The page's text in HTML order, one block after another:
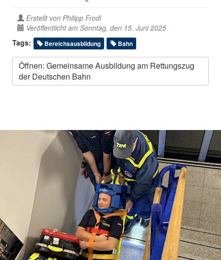
Erstellt von Philipp Frodl
Veröffentlicht am Sonntag, den 15. Juni 2025
Tags:
Bereichsausbildung Bahn
Öffnen: Gemeinsame Ausbildung am Rettungszug
der Deutschen Bahn